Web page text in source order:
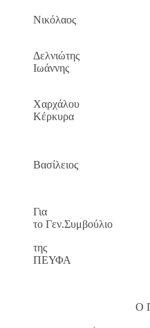
Νικόλαος
Δελνιώτης
Ιωάννης
Χαρχάλου
Κέρκυρα
Βασίλειος
Για
το Γεν.Συμβούλιο
της
ΠΕΥΦΑ
Ο